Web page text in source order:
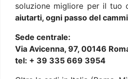
soluzione migliore per il tuo
aiutarti, ogni passo del
Sede centrale:
Via Avicenna, 97, 00146
tel: + 39 335 669 3954